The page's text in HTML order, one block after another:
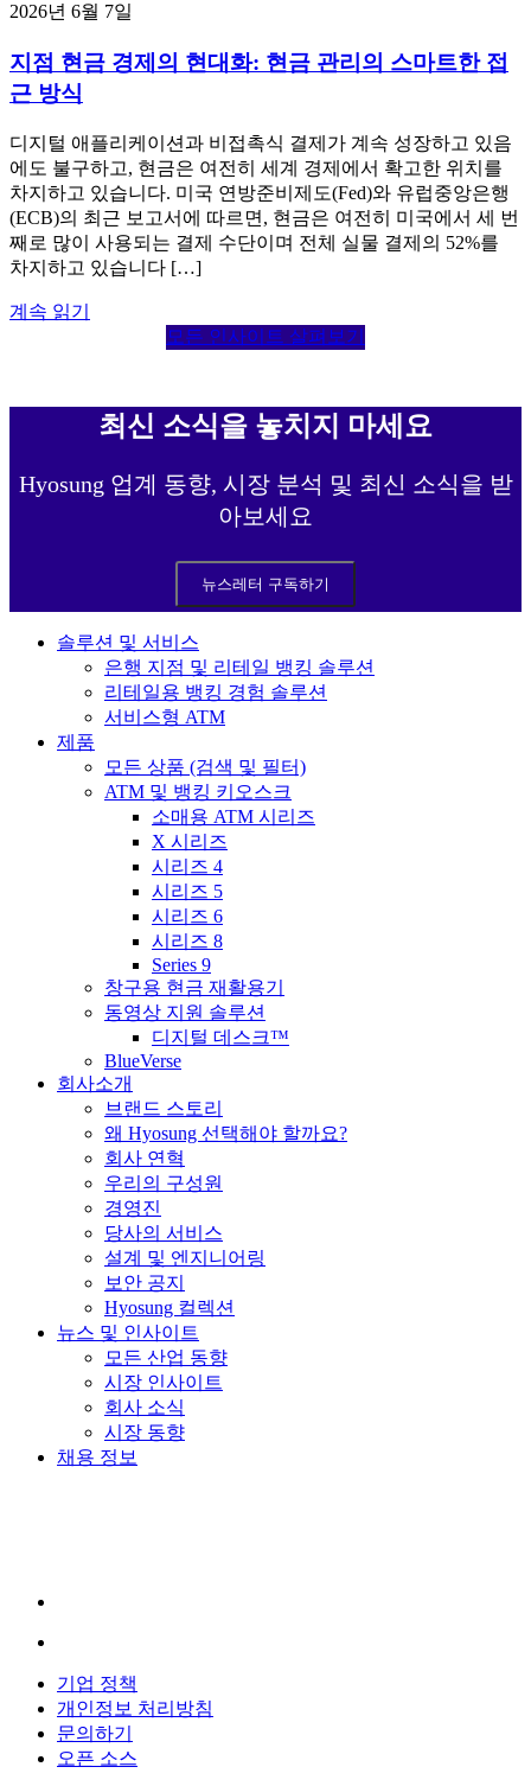
2026년 6월 7일
지점 현금 경제의 현대화: 현금 관리의 스마트한 접
근 방식
디지털 애플리케이션과 비접촉식 결제가 계속 성장하고 있음
에도 불구하고, 현금은 여전히 세계 경제에서 확고한 위치를
차지하고 있습니다. 미국 연방준비제도(Fed)와 유럽중앙은행
(ECB)의 최근 보고서에 따르면, 현금은 여전히 미국에서 세 번
째로 많이 사용되는 결제 수단이며 전체 실물 결제의 52%를
차지하고 있습니다 […]
계속 읽기
모든 인사이트 살펴보기
최신 소식을 놓치지 마세요
Hyosung 업계 동향, 시장 분석 및 최신 소식을 받
아보세요
뉴스레터 구독하기
솔루션 및 서비스
은행 지점 및 리테일 뱅킹 솔루션
리테일용 뱅킹 경험 솔루션
서비스형 ATM
제품
모든 상품 (검색 및 필터)
ATM 및 뱅킹 키오스크
소매용 ATM 시리즈
X 시리즈
시리즈 4
시리즈 5
시리즈 6
시리즈 8
Series 9
창구용 현금 재활용기
동영상 지원 솔루션
디지털 데스크™
BlueVerse
회사소개
브랜드 스토리
왜 Hyosung 선택해야 할까요?
회사 연혁
우리의 구성원
경영진
당사의 서비스
설계 및 엔지니어링
보안 공지
Hyosung 컬렉션
뉴스 및 인사이트
모든 산업 동향
시장 인사이트
회사 소식
시장 동향
채용 정보
니
다.
창
에
서
열
기업 정책
개인정보 처리방침
문의하기
오픈 소스